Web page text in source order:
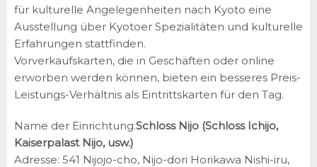
für kulturelle Angelegenheiten nach Kyoto eine
Ausstellung über Kyotoer Spezialitäten und kulturelle
Erfahrungen stattfinden.
Vorverkaufskarten, die in Geschäften oder online
erworben werden können, bieten ein besseres Preis-
Leistungs-Verhältnis als Eintrittskarten für den Tag.
Name der Einrichtung:Schloss Nijo (Schloss Ichijo,
Kaiserpalast Nijo, usw.)
Adresse: 541 Nijojo-cho, Nijo-dori Horikawa Nishi-iru,